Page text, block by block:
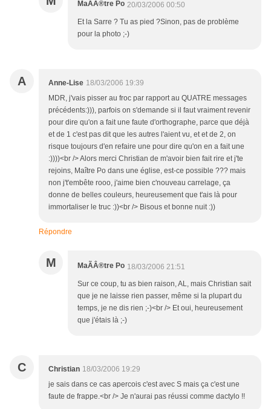
MaÃÂ®tre Po 20/03/2006 00:50
Et la Sarre ? Tu as pied ?Sinon, pas de problème
pour la photo ;-)
A Anne-Lise 18/03/2006 19:39
MDR, j'vais pisser au froc par rapport au QUATRE messages
précédents:))), parfois on s'demande si il faut vraiment revenir
pour dire qu'on a fait une faute d'orthographe, parce que déjà
et de 1 c'est pas dit que les autres l'aient vu, et et de 2, on
risque toujours d'en refaire une pour dire qu'on en a fait une
:))))<br /> Alors merci Christian de m'avoir bien fait rire et j'te
rejoins, Maître Po dans une église, est-ce possible ??? mais
non j't'embête rooo, j'aime bien c'nouveau carrelage, ça
donne de belles couleurs, heureusement que t'ais là pour
immortaliser le truc :))<br /> Bisous et bonne nuit :))
Répondre
M MaÃÂ®tre Po 18/03/2006 21:51
Sur ce coup, tu as bien raison, AL, mais Christian sait
que je ne laisse rien passer, même si la plupart du
temps, je ne dis rien ;-)<br /> Et oui, heureusement
que j'étais là ;-)
C Christian 18/03/2006 19:29
je sais dans ce cas apercois c'est avec S mais ça c'est une
faute de frappe.<br /> Je n'aurai pas réussi comme dactylo !!